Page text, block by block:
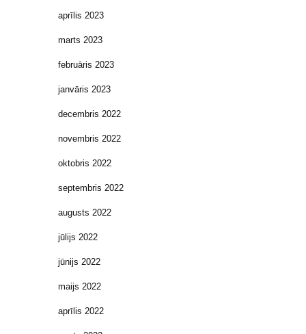
aprīlis 2023
marts 2023
februāris 2023
janvāris 2023
decembris 2022
novembris 2022
oktobris 2022
septembris 2022
augusts 2022
jūlijs 2022
jūnijs 2022
maijs 2022
aprīlis 2022